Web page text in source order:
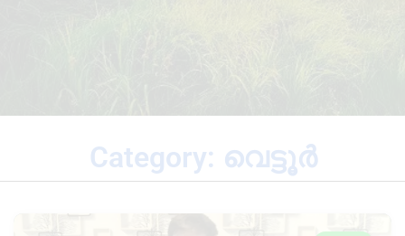
Category: വെട്ടൂർ